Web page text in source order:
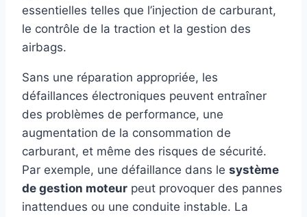
essentielles telles que l’injection de carburant,
le contrôle de la traction et la gestion des
airbags.
Sans une réparation appropriée, les
défaillances électroniques peuvent entraîner
des problèmes de performance, une
augmentation de la consommation de
carburant, et même des risques de sécurité.
Par exemple, une défaillance dans le système
de gestion moteur peut provoquer des pannes
inattendues ou une conduite instable. La